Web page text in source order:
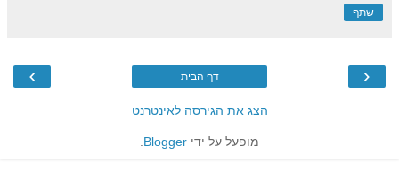
שתף
‹
› דף הבית
הצג את הגירסה לאינטרנט
מופעל על ידי Blogger